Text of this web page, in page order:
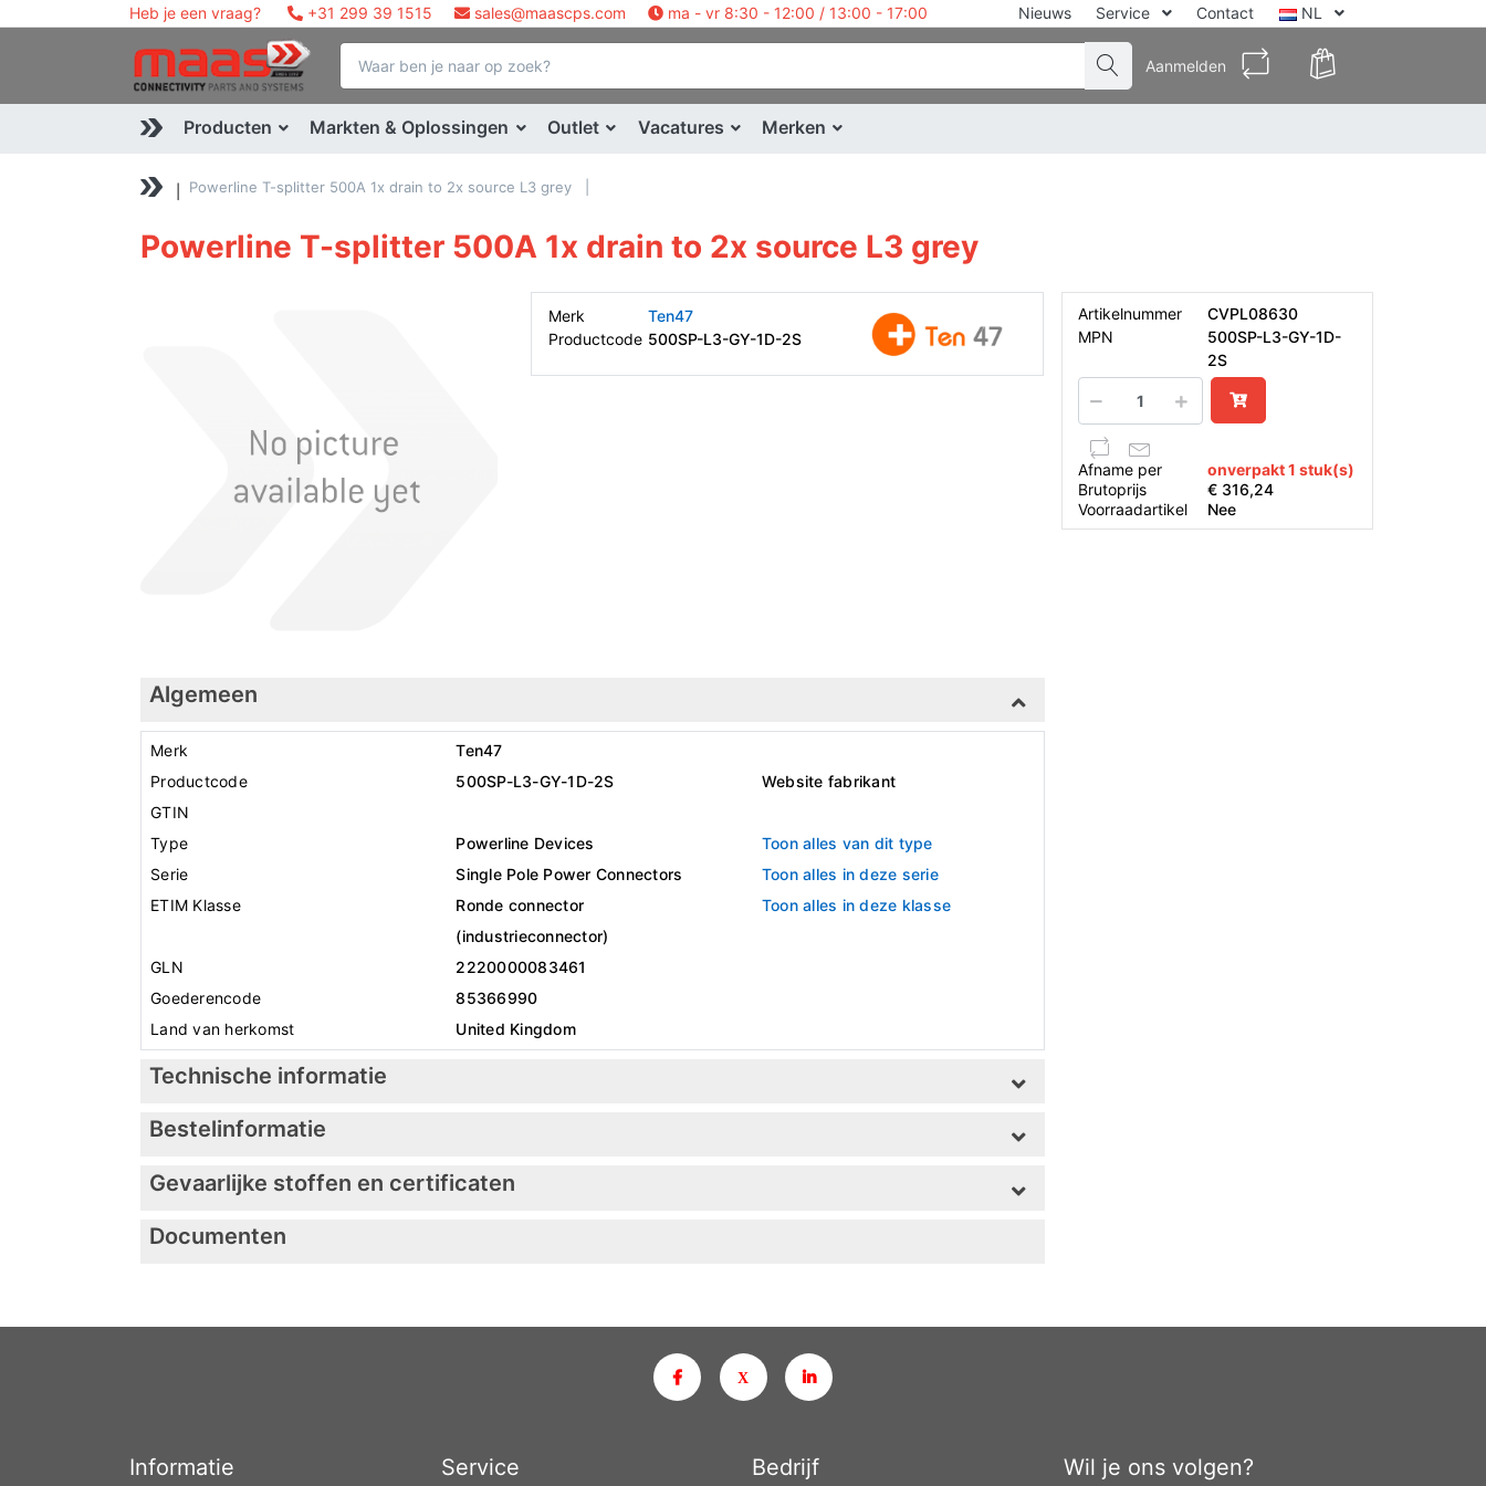
Heb je een vraag? +31 299 39 1515 sales@maascps.com ma - vr 8:30 - 12:00 / 13:00 - 17:00 Nieuws Service Contact NL
Aanmelden
Producten Markten & Oplossingen Outlet Vacatures Merken
Powerline T-splitter 500A 1x drain to 2x source L3 grey
Powerline T-splitter 500A 1x drain to 2x source L3 grey
Merk
Ten47
Productcode 500SP-L3-GY-1D-2S
Algemeen
Merk
Ten47
Productcode
500SP-L3-GY-1D-2S
Website fabrikant
GTIN
Type
Powerline Devices
Toon alles van dit type
Serie
Single Pole Power Connectors
Toon alles in deze serie
ETIM Klasse
Ronde connector
(industrieconnector)
Toon alles in deze klasse
GLN
2220000083461
Goederencode
85366990
Land van herkomst
United Kingdom
Technische informatie
Bestelinformatie
Gevaarlijke stoffen en certificaten
Documenten
Artikelnummer
CVPL08630
MPN
500SP-L3-GY-1D-
2S
Afname per
onverpakt 1 stuk(s)
Brutoprijs
€ 316,24
Voorraadartikel
Nee
Informatie Service Bedrijf Wil je ons volgen?